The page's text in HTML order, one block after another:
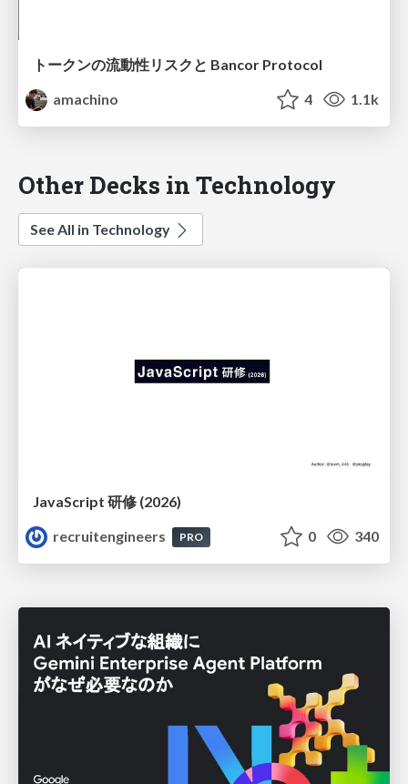
トークンの流動性リスクと Bancor Protocol
amachino
4 1.1k
Other Decks in Technology
See All in Technology
JavaScript 研修 (2026)
recruitengineers
PRO 0 340